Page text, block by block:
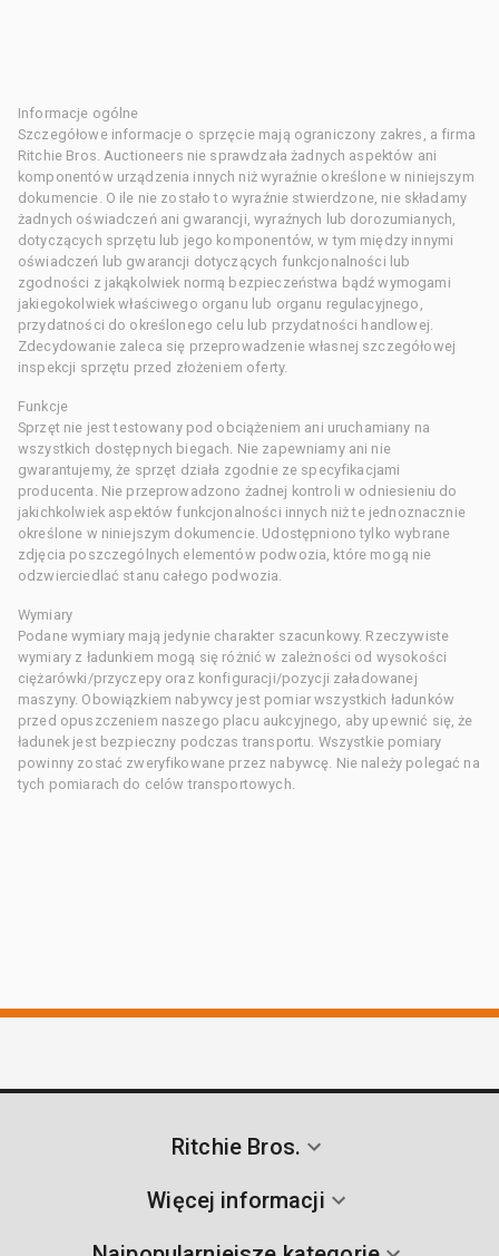
Informacje ogólne
Szczegółowe informacje o sprzęcie mają ograniczony zakres, a firma
Ritchie Bros. Auctioneers nie sprawdzała żadnych aspektów ani
komponentów urządzenia innych niż wyraźnie określone w niniejszym
dokumencie. O ile nie zostało to wyraźnie stwierdzone, nie składamy
żadnych oświadczeń ani gwarancji, wyraźnych lub dorozumianych,
dotyczących sprzętu lub jego komponentów, w tym między innymi
oświadczeń lub gwarancji dotyczących funkcjonalności lub
zgodności z jakąkolwiek normą bezpieczeństwa bądź wymogami
jakiegokolwiek właściwego organu lub organu regulacyjnego,
przydatności do określonego celu lub przydatności handlowej.
Zdecydowanie zaleca się przeprowadzenie własnej szczegółowej
inspekcji sprzętu przed złożeniem oferty.
Funkcje
Sprzęt nie jest testowany pod obciążeniem ani uruchamiany na
wszystkich dostępnych biegach. Nie zapewniamy ani nie
gwarantujemy, że sprzęt działa zgodnie ze specyfikacjami
producenta. Nie przeprowadzono żadnej kontroli w odniesieniu do
jakichkolwiek aspektów funkcjonalności innych niż te jednoznacznie
określone w niniejszym dokumencie. Udostępniono tylko wybrane
zdjęcia poszczególnych elementów podwozia, które mogą nie
odzwierciedlać stanu całego podwozia.
Wymiary
Podane wymiary mają jedynie charakter szacunkowy. Rzeczywiste
wymiary z ładunkiem mogą się różnić w zależności od wysokości
ciężarówki/przyczepy oraz konfiguracji/pozycji załadowanej
maszyny. Obowiązkiem nabywcy jest pomiar wszystkich ładunków
przed opuszczeniem naszego placu aukcyjnego, aby upewnić się, że
ładunek jest bezpieczny podczas transportu. Wszystkie pomiary
powinny zostać zweryfikowane przez nabywcę. Nie należy polegać na
tych pomiarach do celów transportowych.
Ritchie Bros.
Więcej informacji